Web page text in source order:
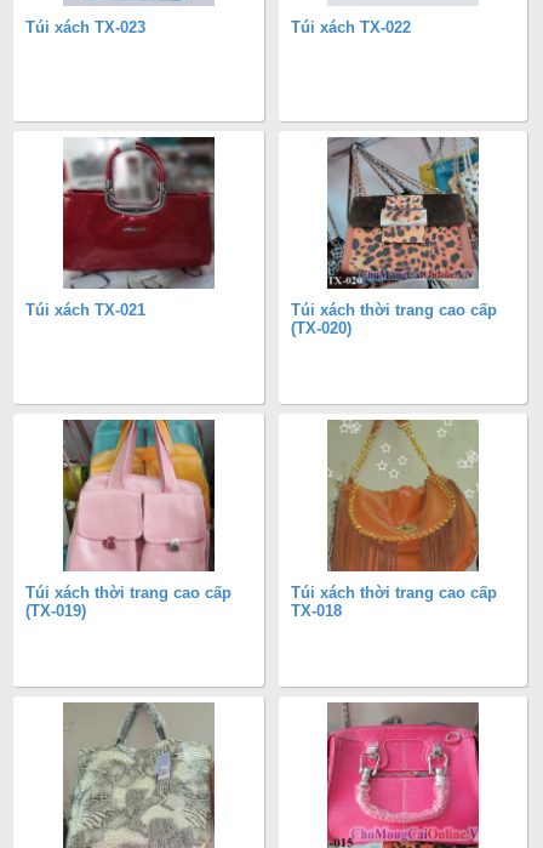
Túi xách TX-023 Túi xách TX-022
Túi xách TX-021
Túi xách thời trang cao cấp
(TX-020)
Túi xách thời trang cao cấp
(TX-019)
Túi xách thời trang cao cấp
TX-018